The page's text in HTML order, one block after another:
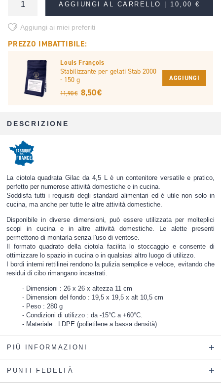
AGGIUNGI AL CARRELLO | 10,00 €
Aggiungi ai miei preferiti
PREZZO IMBATTIBILE:
Louis François
Stabilizzante per gelati Stab 2000
- 150 g
11,90 € 8,50 €
AGGIUNGI
DESCRIZIONE
La ciotola quadrata Gilac da 4,5 L è un contenitore versatile e pratico,
perfetto per numerose attività domestiche e in cucina.
Soddisfa tutti i requisiti degli standard alimentari ed è utile non solo in
cucina, ma anche per tutte le altre attività domestiche.
Disponibile in diverse dimensioni, può essere utilizzata per molteplici
scopi in cucina e in altre attività domestiche. Le alette presenti
permettono di montarla senza l'uso di ventose.
Il formato quadrato della ciotola facilita lo stoccaggio e consente di
ottimizzare lo spazio in cucina o in qualsiasi altro luogo di utilizzo.
I bordi interni rettilinei rendono la pulizia semplice e veloce, evitando che
residui di cibo rimangano incastrati.
Dimensioni : 26 x 26 x altezza 11 cm
Dimensioni del fondo : 19,5 x 19,5 x alt 10,5 cm
Peso : 280 g
Condizioni di utilizzo : da -15°C a +60°C.
Materiale : LDPE (polietilene a bassa densità)
PIÙ INFORMAZIONI
PUNTI FEDELTÀ